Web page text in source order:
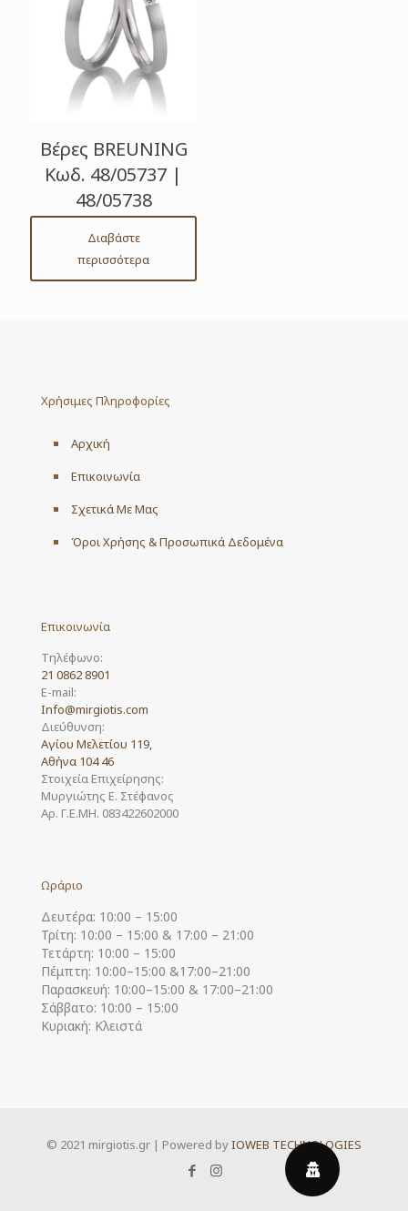
Βέρες BREUNING
Κωδ. 48/05737 |
48/05738
Διαβάστε
περισσότερα
Χρήσιμες Πληροφορίες
Αρχική
Επικοινωνία
Σχετικά Με Μας
Όροι Χρήσης & Προσωπικά Δεδομένα
Επικοινωνία
Τηλέφωνο:
21 0862 8901
E-mail:
Info@mirgiotis.com
Διεύθυνση:
Αγίου Μελετίου 119,
Αθήνα 104 46
Στοιχεία Επιχείρησης:
Μυργιώτης Ε. Στέφανος
Αρ. Γ.Ε.ΜΗ. 083422602000
Ωράριο
Δευτέρα: 10:00 – 15:00
Τρίτη: 10:00 – 15:00 & 17:00 – 21:00
Τετάρτη: 10:00 – 15:00
Πέμπτη: 10:00–15:00 &17:00–21:00
Παρασκευή: 10:00–15:00 & 17:00–21:00
Σάββατο: 10:00 – 15:00
Κυριακή: Κλειστά
© 2021 mirgiotis.gr | Powered byIOWEB TECHNOLOGIES